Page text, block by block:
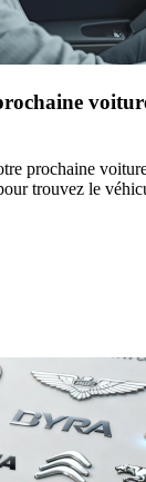
prochaine
trouvez le